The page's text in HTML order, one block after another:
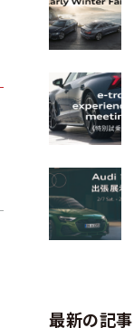
最新の記事